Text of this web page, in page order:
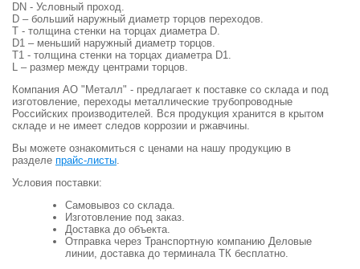
DN - Условный проход.
D – больший наружный диаметр торцов переходов.
T - толщина стенки на торцах диаметра D.
D1 – меньший наружный диаметр торцов.
T1 - толщина стенки на торцах диаметра D1.
L – размер между центрами торцов.
Компания АО "Металл" - предлагает к поставке со склада и под
изготовление, переходы металлические трубопроводные
Российских производителей. Вся продукция хранится в крытом
складе и не имеет следов коррозии и ржавчины.
Вы можете ознакомиться с ценами на нашу продукцию в
разделе прайс-листы.
Условия поставки:
Самовывоз со склада.
Изготовление под заказ.
Доставка до объекта.
Отправка через Транспортную компанию Деловые
линии, доставка до терминала ТК бесплатно.